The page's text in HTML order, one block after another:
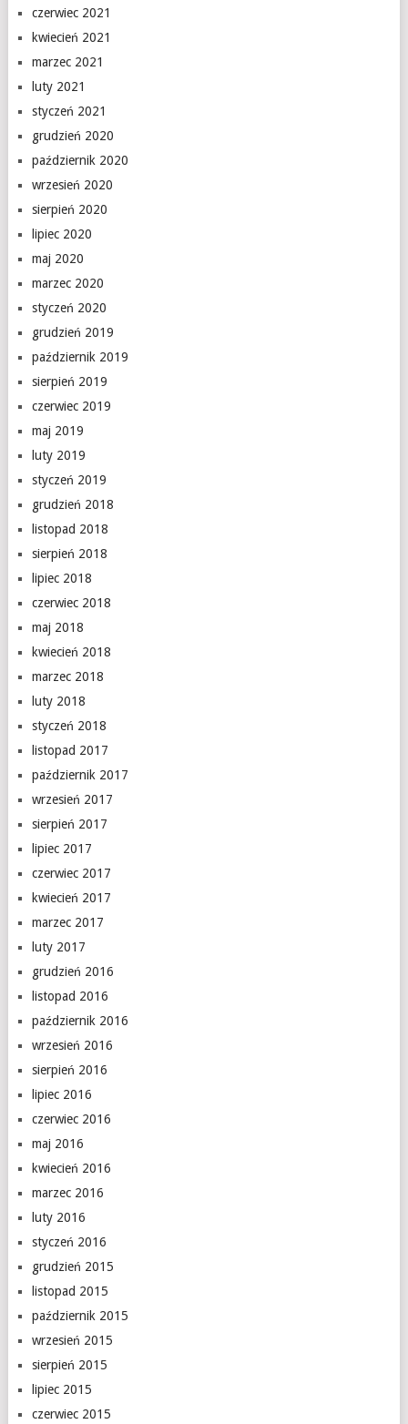
czerwiec 2021
kwiecień 2021
marzec 2021
luty 2021
styczeń 2021
grudzień 2020
październik 2020
wrzesień 2020
sierpień 2020
lipiec 2020
maj 2020
marzec 2020
styczeń 2020
grudzień 2019
październik 2019
sierpień 2019
czerwiec 2019
maj 2019
luty 2019
styczeń 2019
grudzień 2018
listopad 2018
sierpień 2018
lipiec 2018
czerwiec 2018
maj 2018
kwiecień 2018
marzec 2018
luty 2018
styczeń 2018
listopad 2017
październik 2017
wrzesień 2017
sierpień 2017
lipiec 2017
czerwiec 2017
kwiecień 2017
marzec 2017
luty 2017
grudzień 2016
listopad 2016
październik 2016
wrzesień 2016
sierpień 2016
lipiec 2016
czerwiec 2016
maj 2016
kwiecień 2016
marzec 2016
luty 2016
styczeń 2016
grudzień 2015
listopad 2015
październik 2015
wrzesień 2015
sierpień 2015
lipiec 2015
czerwiec 2015